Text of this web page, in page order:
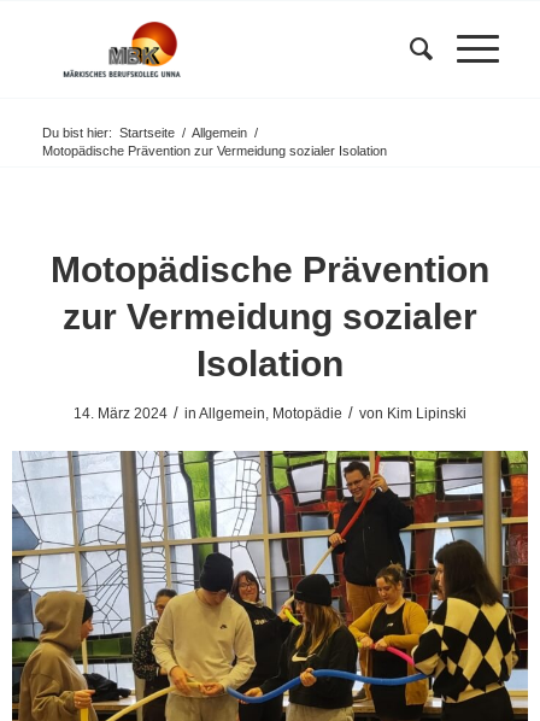
Du bist hier: Startseite / Allgemein /
Motopädische Prävention zur Vermeidung sozialer Isolation
Motopädische Prävention
zur Vermeidung sozialer
Isolation
14. März 2024 / in Allgemein, Motopädie / von Kim Lipinski